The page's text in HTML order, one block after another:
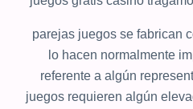
parejas juegos se fabrican
lo hacen normalmente
referente a algún
juegos requieren algún